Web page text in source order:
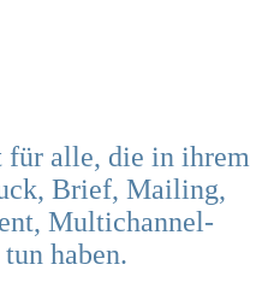
für alle, die in ihrem
Brief, Mailing,
Multichannel-
haben.